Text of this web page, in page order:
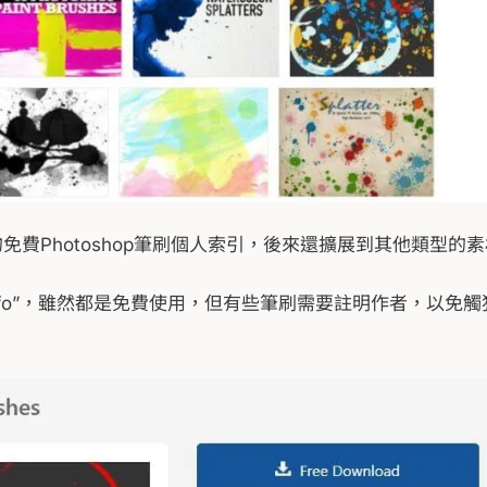
費Photoshop筆刷個人索引，後來還擴展到其他類型的素
，雖然都是免費使用，但有些筆刷需要註明作者，以免觸